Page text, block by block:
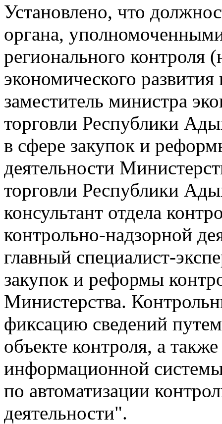
Установлено, что
органа,
регионального контроля
экономического
заместитель министра
торговли Республики
в сфере закупок и
деятельности
торговли Республики
консультант отдела
контрольно-надзорной
главный специалист-
закупок и реформы
Министерства.
фиксацию сведений
объекте контроля, а
информационной
по автоматизации
деятельности".